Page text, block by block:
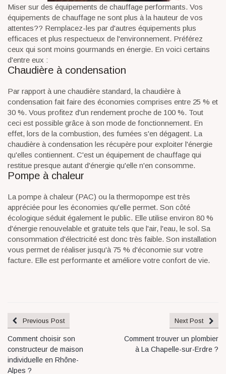
Miser sur des équipements de chauffage performants. Vos
équipements de chauffage ne sont plus à la hauteur de vos
attentes?? Remplacez-les par d'autres équipements plus
efficaces et plus respectueux de l'environnement. Préférez
ceux qui sont moins gourmands en énergie. En voici certains
d'entre eux :
Chaudière à condensation
Par rapport à une chaudière standard, la chaudière à
condensation fait faire des économies comprises entre 25 % et
30 %. Vous profitez d'un rendement proche de 100 %. Tout
ceci est possible grâce à son mode de fonctionnement. En
effet, lors de la combustion, des fumées s'en dégagent. La
chaudière à condensation les récupère pour exploiter l'énergie
qu'elles contiennent. C'est un équipement de chauffage qui
restitue presque autant d'énergie qu'elle n'en consomme.
Pompe à chaleur
La pompe à chaleur (PAC) ou la thermopompe est très
appréciée pour les économies qu'elle permet. Son côté
écologique séduit également le public. Elle utilise environ 80 %
d'énergie renouvelable et gratuite tels que l'air, l'eau, le sol. Sa
consommation d'électricité est donc très faible. Son installation
vous permet de réaliser jusqu'à 75 % d'économie sur votre
facture. Elle est performante et améliore votre confort de vie.
Previous Post
Comment choisir son
constructeur de maison
individuelle en Rhône-
Alpes ?
Next Post
Comment trouver un plombier
à La Chapelle-sur-Erdre ?